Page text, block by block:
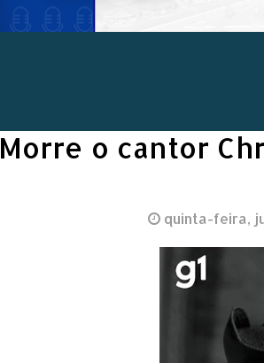
Morre o cantor
quinta-feira,